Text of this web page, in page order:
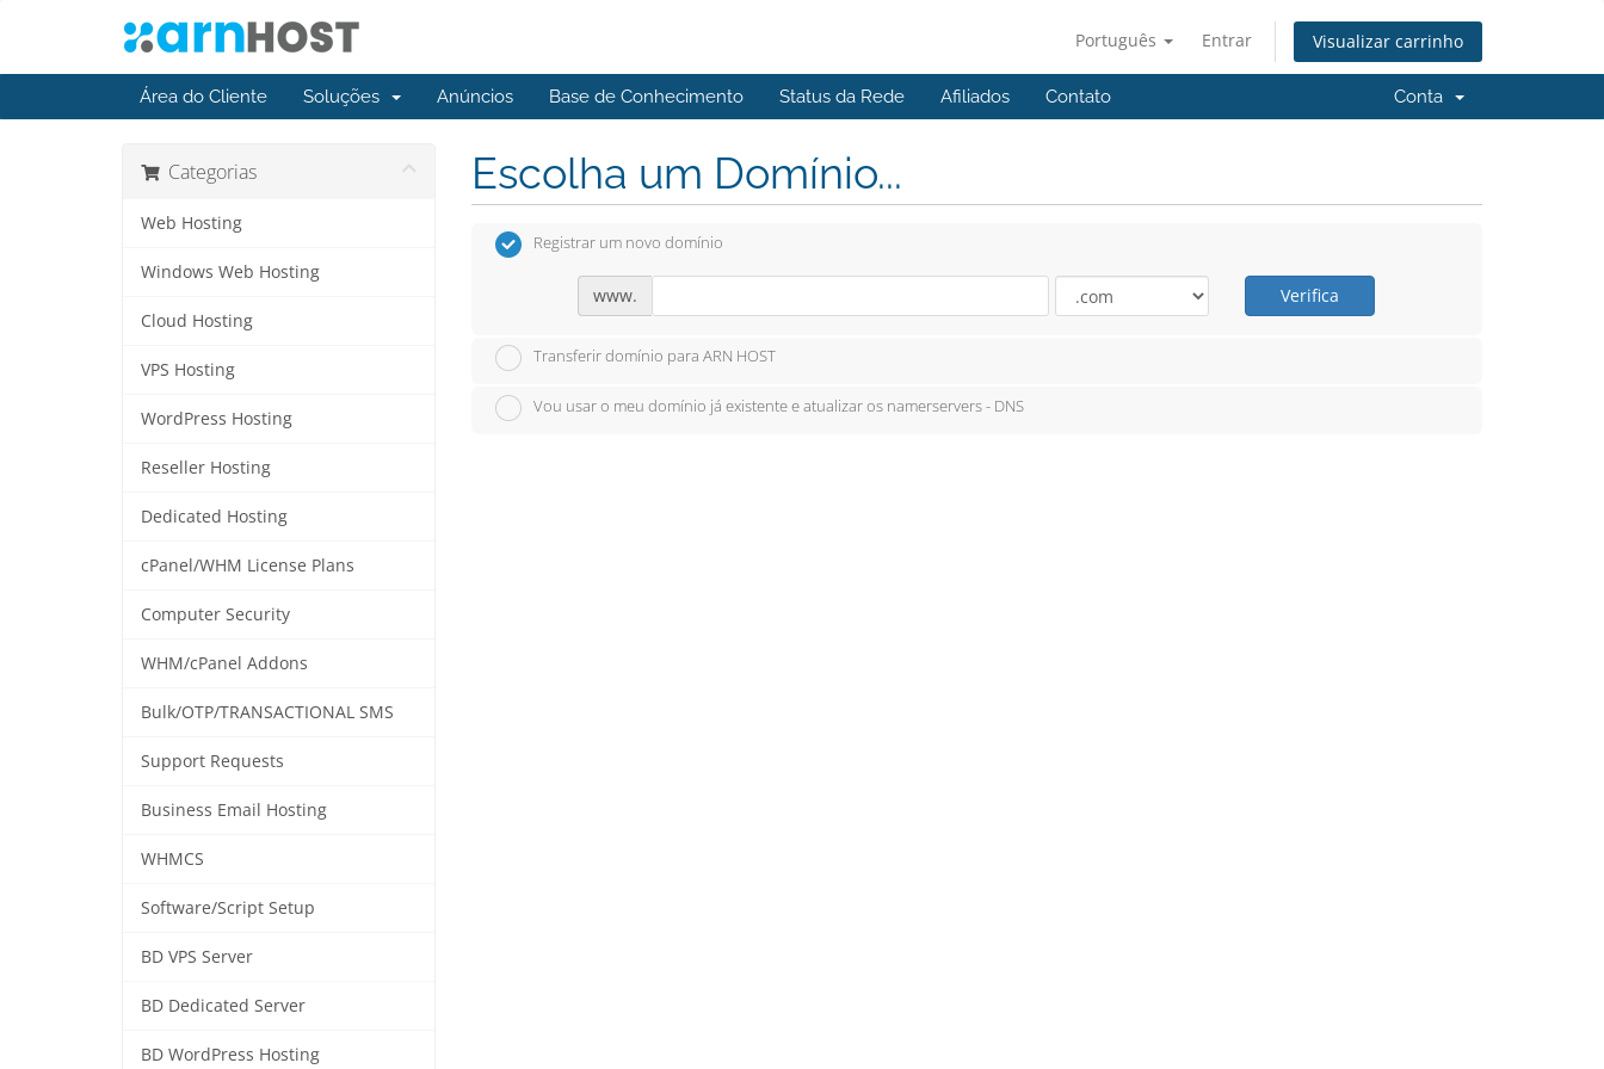
Português Entrar Visualizar carrinho
Área do Cliente Soluções Anúncios Base de Conhecimento Status da Rede Afiliados Contato Conta
Categorias
Web Hosting
Windows Web Hosting
Cloud Hosting
VPS Hosting
WordPress Hosting
Reseller Hosting
Dedicated Hosting
cPanel/WHM License Plans
Computer Security
WHM/cPanel Addons
Bulk/OTP/TRANSACTIONAL SMS
Support Requests
Business Email Hosting
WHMCS
Software/Script Setup
BD VPS Server
BD Dedicated Server
BD WordPress Hosting
Escolha um Domínio...
Registrar um novo domínio
www. Verifica
Transferir domínio para ARN HOST
Vou usar o meu domínio já existente e atualizar os namerservers - DNS